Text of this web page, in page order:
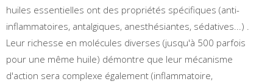
huiles essentielles ont des propriétés spécifiques (anti-
inflammatoires, antalgiques, anesthésiantes, sédatives...) .
Leur richesse en molécules diverses (jusqu'à 500 parfois
pour une même huile) démontre que leur mécanisme
d'action sera complexe également (inflammatoire,